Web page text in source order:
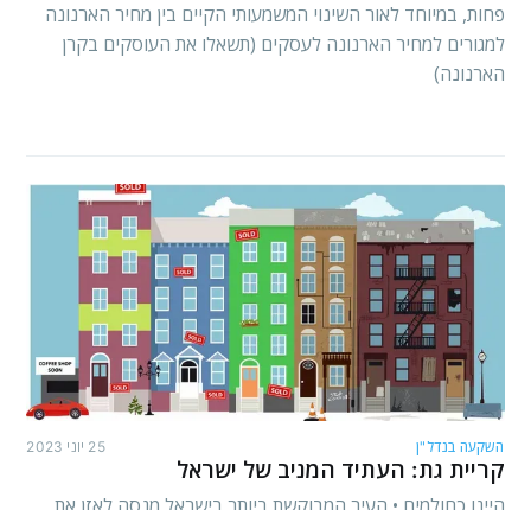
פחות, במיוחד לאור השינוי המשמעותי הקיים בין מחיר הארנונה
למגורים למחיר הארנונה לעסקים (תשאלו את העוסקים בקרן
הארנונה)
השקעה בנדל"ן 25 יוני 2023
קריית גת: העתיד המניב של ישראל